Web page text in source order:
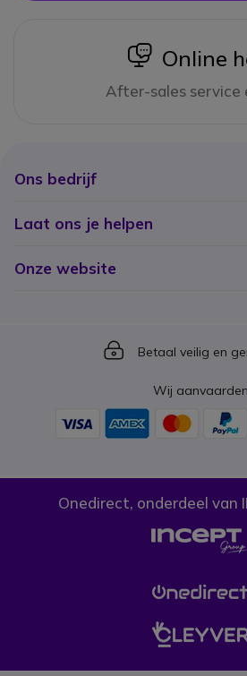
icon
Online
After-sales service
Ons bedrijf
Laat ons je helpen
Onze website
Icon
Betaal veilig en
Wij aanvaarden
Onedirect, onderdeel van